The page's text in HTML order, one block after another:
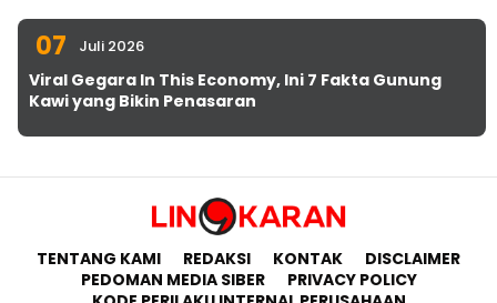
07 Juli 2026
Viral Gegara In This Economy, Ini 7 Fakta Gunung
Kawi yang Bikin Penasaran
TENTANG KAMI REDAKSI KONTAK
DISCLAIMER
PEDOMAN MEDIA SIBER
PRIVACY POLICY